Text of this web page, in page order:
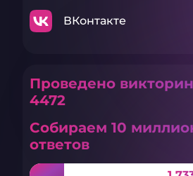
ВКонтакте
Проведено
4472
Собираем 10
ответов